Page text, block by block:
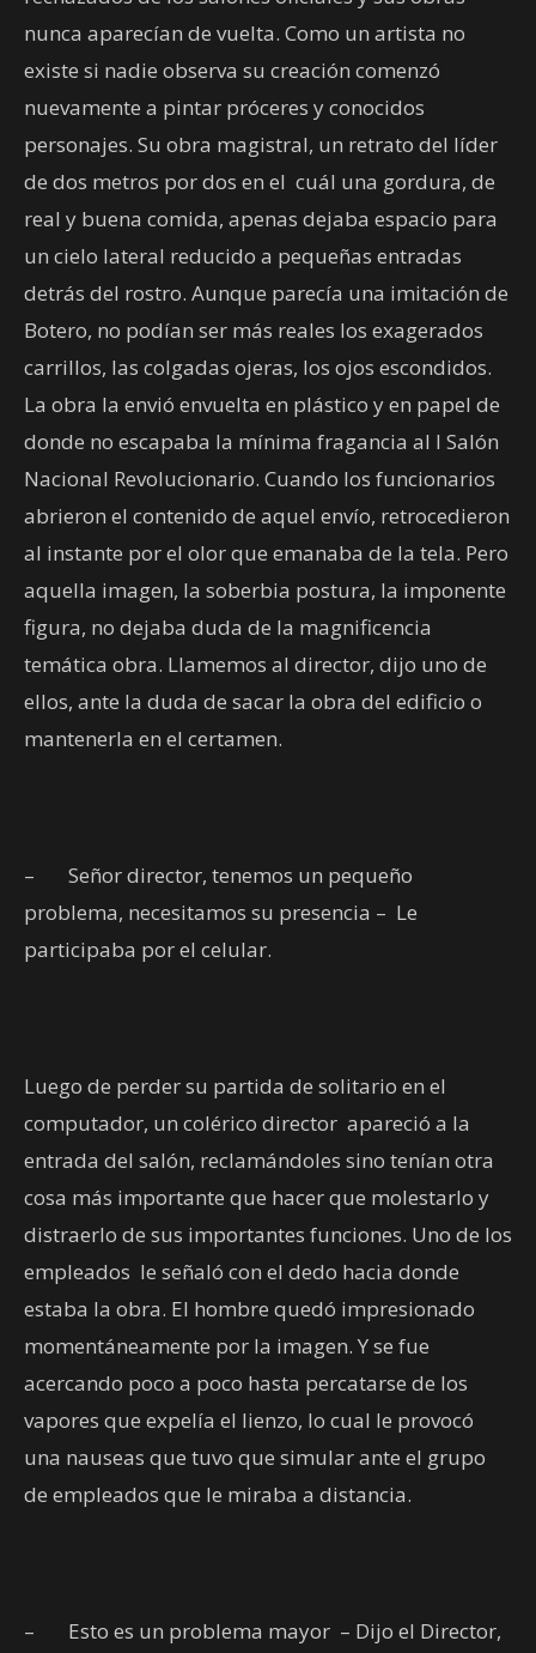
nunca aparecían de vuelta. Como un artista no
existe si nadie observa su creación comenzó
nuevamente a pintar próceres y conocidos
personajes. Su obra magistral, un retrato del líder
de dos metros por dos en el cuál una gordura, de
real y buena comida, apenas dejaba espacio para
un cielo lateral reducido a pequeñas entradas
detrás del rostro. Aunque parecía una imitación de
Botero, no podían ser más reales los exagerados
carrillos, las colgadas ojeras, los ojos escondidos.
La obra la envió envuelta en plástico y en papel de
donde no escapaba la mínima fragancia al I Salón
Nacional Revolucionario. Cuando los funcionarios
abrieron el contenido de aquel envío, retrocedieron
al instante por el olor que emanaba de la tela. Pero
aquella imagen, la soberbia postura, la imponente
figura, no dejaba duda de la magnificencia
temática obra. Llamemos al director, dijo uno de
ellos, ante la duda de sacar la obra del edificio o
mantenerla en el certamen.
–
Señor director, tenemos un pequeño
problema, necesitamos su presencia – Le
participaba por el celular.
Luego de perder su partida de solitario en el
computador, un colérico director apareció a la
entrada del salón, reclamándoles sino tenían otra
cosa más importante que hacer que molestarlo y
distraerlo de sus importantes funciones. Uno de los
empleados le señaló con el dedo hacia donde
estaba la obra. El hombre quedó impresionado
momentáneamente por la imagen. Y se fue
acercando poco a poco hasta percatarse de los
vapores que expelía el lienzo, lo cual le provocó
una nauseas que tuvo que simular ante el grupo
de empleados que le miraba a distancia.
– Esto es un problema mayor – Dijo el Director,